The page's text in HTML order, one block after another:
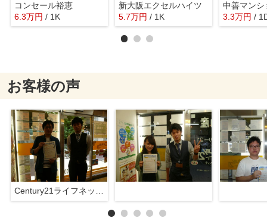
コンセール裕恵
6.3万円 / 1K
新大阪エクセルハイツ
5.7万円 / 1K
中善マンシ
3.3万円 /
お客様の声